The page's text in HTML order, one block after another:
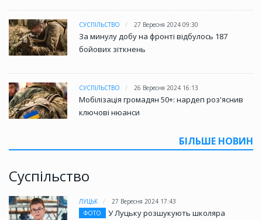
СУСПІЛЬСТВО 27 Вересня 2024 09:30
За минулу добу на фронті відбулось 187
бойових зіткнень
СУСПІЛЬСТВО 26 Вересня 2024 16:13
Мобілізація громадян 50+: нардеп роз'яснив
ключові нюанси
БІЛЬШЕ НОВИН
Суспільство
ЛУЦЬК
27 Вересня 2024 17:43
ФОТО
У Луцьку розшукують школяра